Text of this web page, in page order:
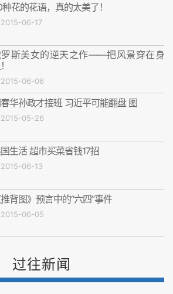
花的花语，真的太美了！
06-17
斯美女的逆天之作——把风景穿在身
06-06
华孙政才接班 习近平可能翻盘 图
05-26
生活 超市买菜省钱17招
06-13
推背图》预言中的“六四”事件
06-05
过往新闻